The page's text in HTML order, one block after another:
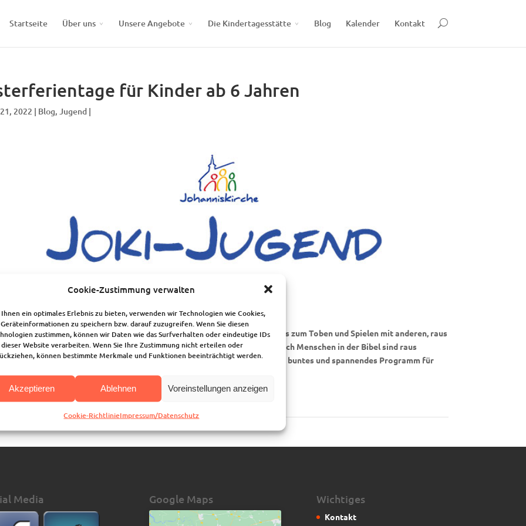
Cookie-Zustimmung verwalten
Ihnen ein optimales Erlebnis zu bieten, verwenden wir Technologien wie Cookies,
zu speichern bzw. darauf zuzugreifen. Wenn Sie diesen
zustimmen, können wir Daten wie das Surfverhalten oder eindeutige IDs
Website verarbeiten. Wenn Sie Ihre Zustimmung nicht erteilen oder
können bestimmte Merkmale und Funktionen beeinträchtigt werden.
Akzeptieren Ablehnen Voreinstellungen anzeigen
Cookie-RichtlinieImpressum/Datenschutz
Startseite Über uns Unsere Angebote Die Kindertagesstätte Blog Kalender Kontakt
für Kinder ab 6 Jahren
2022 | Blog, Jugend |
raus!heißt es vom 20. bis 24. April 2022 immer von 9.00 bis 16.00 Uhr!
klar, was gemeint ist, oder? Endlich raus aus Corona, raus in die Natur, raus zum Toben und Spielen mit anderen, raus
Entdecken von interessanten Sachen, raus, um kreativ sein zu können … auch Menschen in der Bibel sind raus
und haben viel erlebt. Lasst euch überraschen! Wir werden wieder ein buntes und spannendes Programm für
alle vorbereiten.
Osterferientage (pdf)
Media Google Maps Wichtiges
Kontakt